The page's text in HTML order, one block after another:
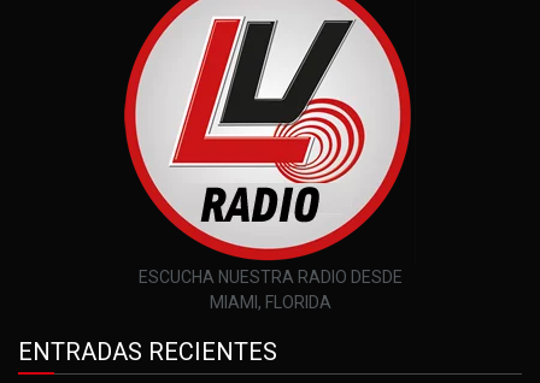
ESCUCHA NUESTRA RADIO DESDE
MIAMI, FLORIDA
ENTRADAS RECIENTES